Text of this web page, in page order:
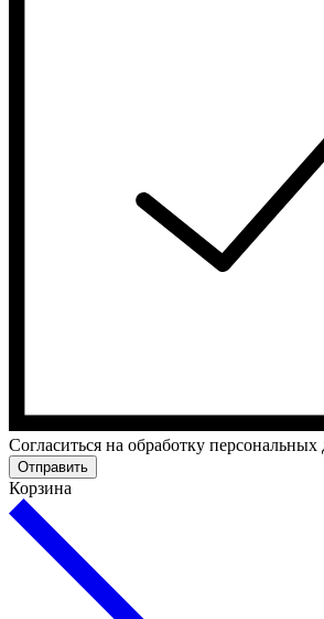
Cогласиться на обработку
Отправить
Корзина